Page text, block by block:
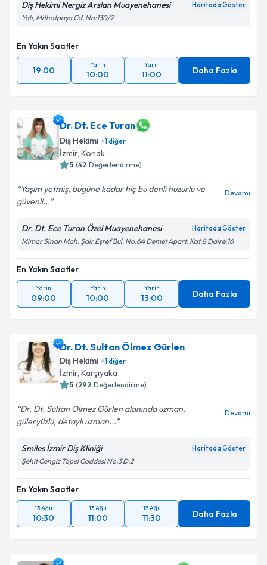
Diş Hekimi Nergiz Arslan Muayenehanesi Haritada Göster
Yalı, Mithatpaşa Cd. No:130/2
En Yakın Saatler
19:00
Yarın
10:00
Yarın
11:00 Daha Fazla
Dr. Dt. Ece Turan
Diş Hekimi +1diğer
İzmir, Konak
5 (42 Değerlendirme)
Yaşım yetmiş, bugüne kadar hiç bu denli huzurlu ve
güvenli...
Devamı
Dr. Dt. Ece Turan Özel Muayenehanesi Haritada Göster
Mimar Sinan Mah. Şair Eşref Bul. No:64 Demet Apart. Kat:8 Daire:16
En Yakın Saatler
Yarın
09:00
Yarın
10:00
Yarın
13:00 Daha Fazla
Dr. Dt. Sultan Ölmez Gürlen
Diş Hekimi +1diğer
İzmir, Karşıyaka
5 (292 Değerlendirme)
Dr. Dt. Sultan Ölmez Gürlen alanında uzman,
güleryüzlü, detaylı uzman...
Devamı
Smiles İzmir Diş Kliniği Haritada Göster
Şehit Cengiz Topel Caddesi No:3 D:2
En Yakın Saatler
13 Ağu
10:30
13 Ağu
11:00
13 Ağu
11:30 Daha Fazla